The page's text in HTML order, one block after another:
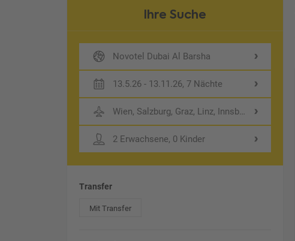
Ihre Suche
Novotel Dubai Al Barsha
13.5.26 - 13.11.26, 7 Nächte
Wien, Salzburg, Graz, Linz, Innsbruck
2 Erwachsene, 0 Kinder
Transfer
Mit Transfer